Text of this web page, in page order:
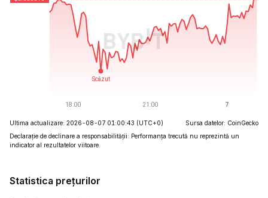
Ultima actualizare: 2026-08-07 01:00:43 (UTC+0)
Sursa datelor: CoinGecko
Declarație de declinare a responsabilității: Performanța trecută nu reprezintă un
indicator al rezultatelor viitoare.
Statistica prețurilor